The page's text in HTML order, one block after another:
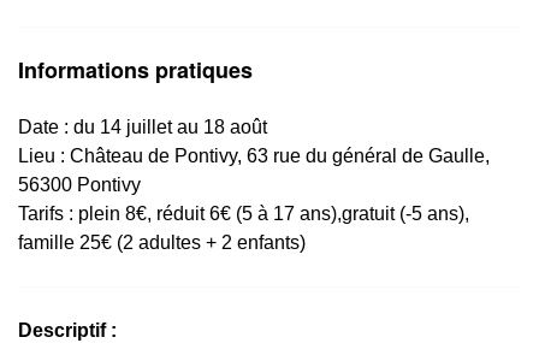
Informations pratiques
Date : du 14 juillet au 18 août
Lieu : Château de Pontivy, 63 rue du général de Gaulle,
56300 Pontivy
Tarifs : plein 8€, réduit 6€ (5 à 17 ans),gratuit (-5 ans),
famille 25€ (2 adultes + 2 enfants)
Descriptif :